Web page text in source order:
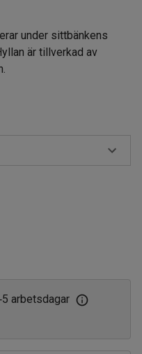
under sittbänkens
är tillverkad av
5 arbetsdagar